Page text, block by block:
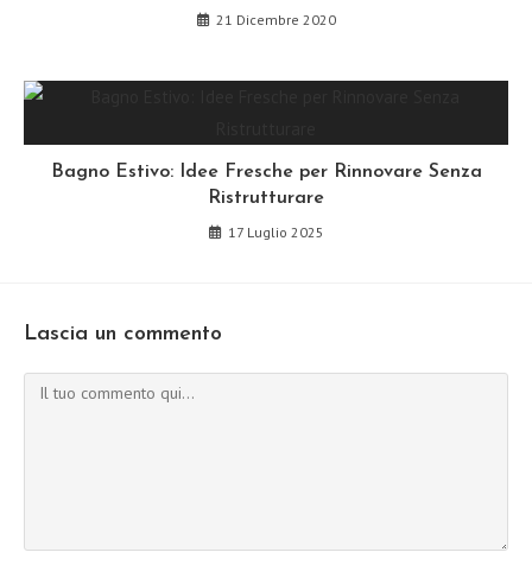
21 Dicembre 2020
Bagno Estivo: Idee Fresche per Rinnovare Senza
Ristrutturare
17 Luglio 2025
Lascia un commento
Commento